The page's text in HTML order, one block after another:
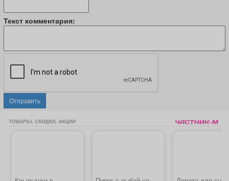
Текст комментария:
Отправить
ТОВАРЫ, СКИДКИ, АКЦИИ